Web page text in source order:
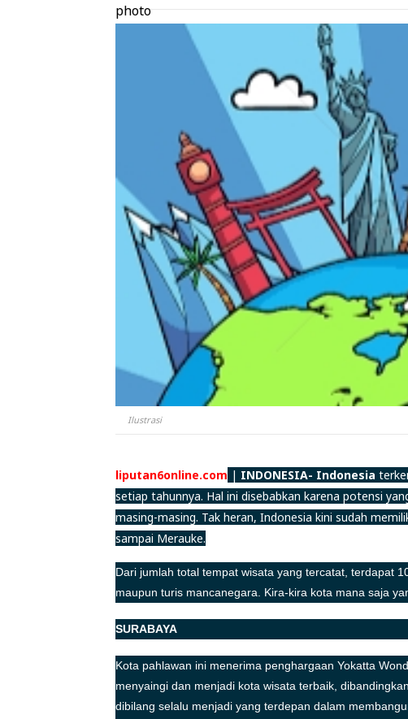
Ilustrasi
liputan6online.com | INDONESIA- Indonesia
setiap tahunnya. Hal ini disebabkan karena potensi
masing-masing. Tak heran, Indonesia kini sudah
sampai Merauke.
Dari jumlah total tempat wisata yang tercatat, terdapat
maupun turis mancanegara. Kira-kira kota mana saja
SURABAYA
Kota pahlawan ini menerima penghargaan Yokatta
menyaingi dan menjadi kota wisata terbaik,
dibilang selalu menjadi yang terdepan dalam